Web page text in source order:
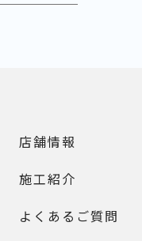
店舗情報
施工紹介
よくあるご質問